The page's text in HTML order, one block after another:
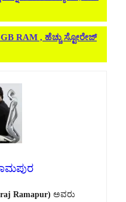
RAM , ಹೆಚ್ಚು ಸ್ಟೋರೇಜ್‌
Ramapur) ಅವರು